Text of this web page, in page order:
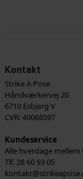
Kontakt
Strike A Pose
Håndværkervej 20
6710 Esbjerg V
CVR: 40068597
Kundeservice
Alle hverdage mellem
Tlf. 28 60 93 05